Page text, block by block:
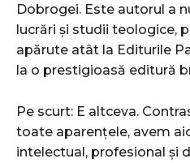
Dobrogei. Este autorul a
lucrări și studii teologice,
apărute atât la Editurile
la o prestigioasă editură
Pe scurt: E altceva.
toate aparențele, avem
intelectual, profesional și